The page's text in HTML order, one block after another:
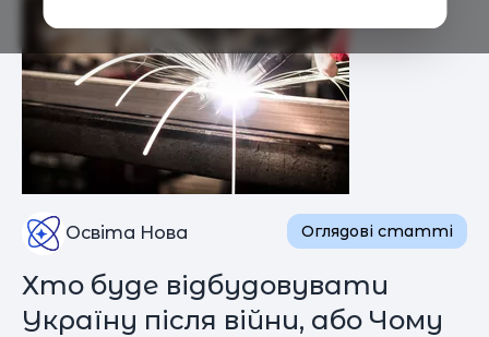
Освіта Нова Оглядові статті
Хто буде відбудовувати
Україну після війни, або Чому